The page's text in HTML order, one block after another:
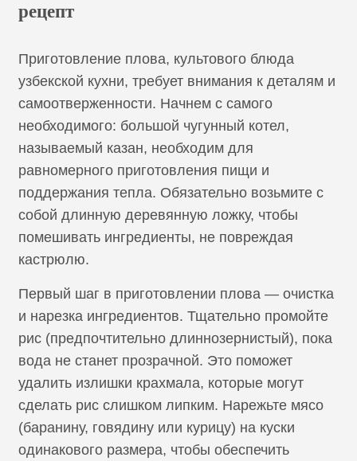
рецепт
Приготовление плова, культового блюда
узбекской кухни, требует внимания к деталям и
самоотверженности. Начнем с самого
необходимого: большой чугунный котел,
называемый казан, необходим для
равномерного приготовления пищи и
поддержания тепла. Обязательно возьмите с
собой длинную деревянную ложку, чтобы
помешивать ингредиенты, не повреждая
кастрюлю.
Первый шаг в приготовлении плова — очистка
и нарезка ингредиентов. Тщательно промойте
рис (предпочтительно длиннозернистый), пока
вода не станет прозрачной. Это поможет
удалить излишки крахмала, которые могут
сделать рис слишком липким. Нарежьте мясо
(баранину, говядину или курицу) на куски
одинакового размера, чтобы обеспечить